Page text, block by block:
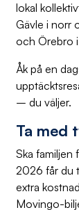
lokal
Gävle i norr
och Örebro
Åk på en
– du väljer.
Ta med
Ska familjen
2026 får du
extra
Movingo-